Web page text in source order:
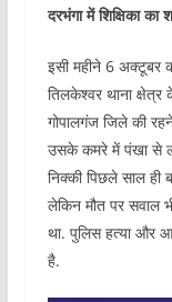
दरभंगा में शिक्षिका का
इसी महीने 6 अक्टूबर
तिलकेश्वर थाना क्षेत्र
गोपालगंज जिले की रहने
उसके कमरे में पंखा से
निक्की पिछले साल ही
लेकिन मौत पर सवाल
था. पुलिस हत्या और
है.